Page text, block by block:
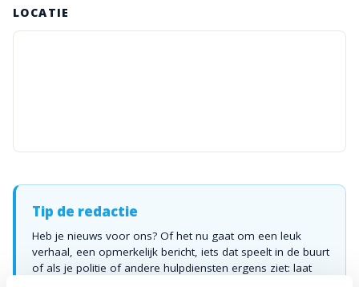
LOCATIE
Tip de redactie
Heb je nieuws voor ons? Of het nu gaat om een leuk
verhaal, een opmerkelijk bericht, iets dat speelt in de buurt
of als je politie of andere hulpdiensten ergens ziet: laat